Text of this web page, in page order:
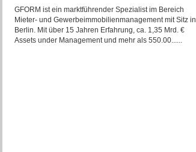
GFORM ist ein marktführender Spezialist im Bereich
Mieter- und Gewerbeimmobilienmanagement mit Sitz in
Berlin. Mit über 15 Jahren Erfahrung, ca. 1,35 Mrd. €
Assets under Management und mehr als 550.00......